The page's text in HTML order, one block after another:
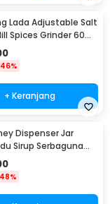
Lada Adjustable Salt
Spices Grinder 60ml
46%
+ Keranjang
Dispenser Jar
Sirup Serbaguna
48%